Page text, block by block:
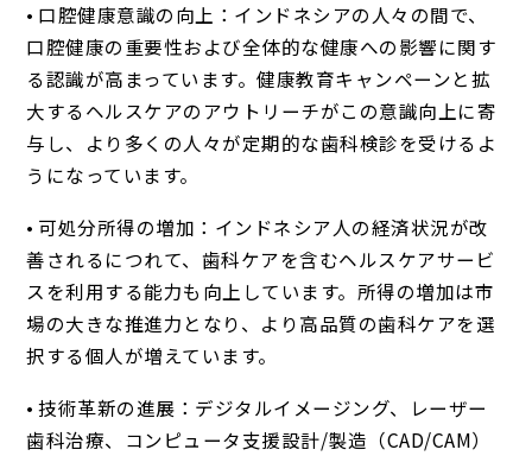
• 口腔健康意識の向上：インドネシアの人々の間で、
口腔健康の重要性および全体的な健康への影響に関す
る認識が高まっています。健康教育キャンペーンと拡
大するヘルスケアのアウトリーチがこの意識向上に寄
与し、より多くの人々が定期的な歯科検診を受けるよ
うになっています。
• 可処分所得の増加：インドネシア人の経済状況が改
善されるにつれて、歯科ケアを含むヘルスケアサービ
スを利用する能力も向上しています。所得の増加は市
場の大きな推進力となり、より高品質の歯科ケアを選
択する個人が増えています。
• 技術革新の進展：デジタルイメージング、レーザー
歯科治療、コンピュータ支援設計/製造（CAD/CAM）